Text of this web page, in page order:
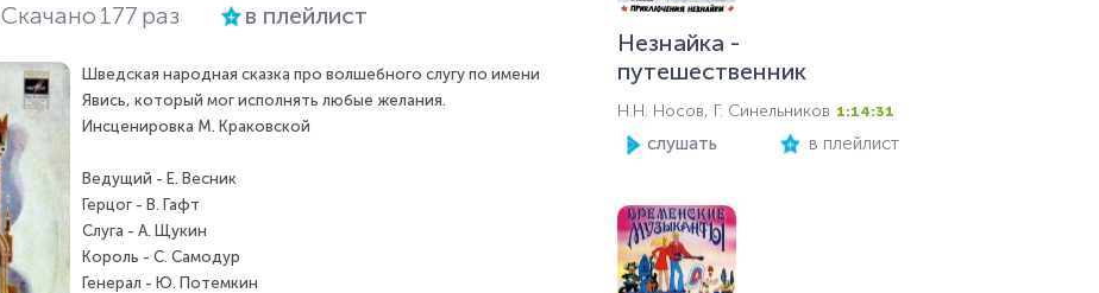
Скачано 177 раз в плейлист
Шведская народная сказка про волшебного слугу по имени
Явись, который мог исполнять любые желания.
Инсценировка М. Краковской
Ведущий - Е. Весник
Герцог - В. Гафт
Слуга - А. Щукин
Король - С. Самодур
Генерал - Ю. Потемкин
Незнайка -
путешественник
Н.Н. Носов, Г. Синельников 1:14:31
слушать в плейлист